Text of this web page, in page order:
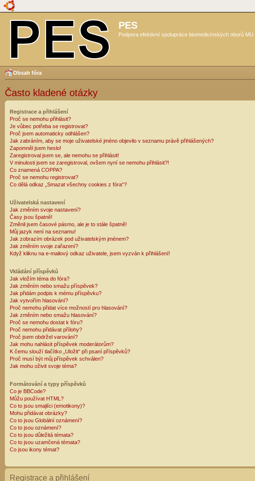
PES
Podpora efektivní spolupráce biomedicínských oborů
Obsah fóra
Často kladené otázky
Registrace a přihlášení
Proč se nemohu přihlásit?
Je vůbec potřeba se registrovat?
Proč jsem automaticky odhlášen?
Jak zabráním, aby se moje uživatelské jméno objevilo v seznamu právě přihlášených?
Zapomněl jsem heslo!
Zaregistroval jsem se, ale nemohu se přihlásit!
V minulosti jsem se zaregistroval, ovšem nyní se nemohu přihlásit?!
Co znamená COPPA?
Proč se nemohu registrovat?
Co dělá odkaz „Smazat všechny cookies z fóra“?
Uživatelská nastavení
Jak změním svoje nastavení?
Časy jsou špatně!
Změnil jsem časové pásmo, ale je to stále špatně!
Můj jazyk není na seznamu!
Jak zobrazím obrázek pod uživatelským jménem?
Jak změním svoje zařazení?
Když kliknu na e-mailový odkaz uživatele, jsem vyzván k přihlášení!
Vkládání příspěvků
Jak vložím téma do fóra?
Jak změním nebo smažu příspěvek?
Jak přidám podpis k mému příspěvku?
Jak vytvořím hlasování?
Proč nemohu přidat více možností pro hlasování?
Jak změním nebo smažu hlasování?
Proč se nemohu dostat k fóru?
Proč nemohu přidávat přílohy?
Proč jsem obdržel varování?
Jak mohu nahlásit příspěvek moderátorům?
K čemu slouží tlačítko „Uložit“ při psaní příspěvků?
Proč musí být můj příspěvek schválen?
Jak mohu oživit svoje téma?
Formátování a typy příspěvků
Co je BBCode?
Můžu používat HTML?
Co to jsou smajlíci (emotikony)?
Mohu přidávat obrázky?
Co to jsou Globální oznámení?
Co to jsou oznámení?
Co to jsou důležitá témata?
Co to jsou uzamčená témata?
Co jsou ikony témat?
Registrace a přihlášení